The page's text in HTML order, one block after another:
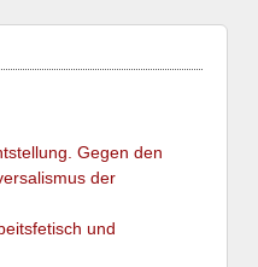
Gegen den
der
und